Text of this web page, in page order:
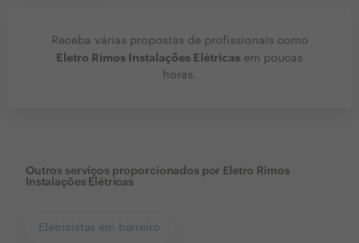
Receba várias propostas de profissionais como
Eletro Rimos Instalações Elétricas em poucas
horas.
Outros serviços proporcionados por Eletro Rimos
Instalações Elétricas
Eletricistas em barreiro